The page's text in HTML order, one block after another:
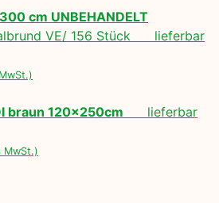
cm UNBEHANDELT
VE/ 156 Stück lieferbar
braun 120x250cm lieferbar
MwSt.)